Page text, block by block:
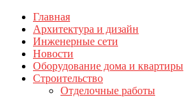
Главная
Архитектура и дизайн
Инженерные сети
Новости
Оборудование дома и квартиры
Строительство
Отделочные работы